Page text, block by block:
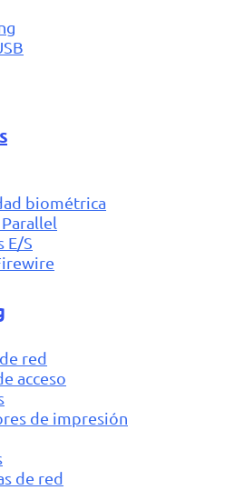
biométrica
E/S
red
acceso
de impresión
de red